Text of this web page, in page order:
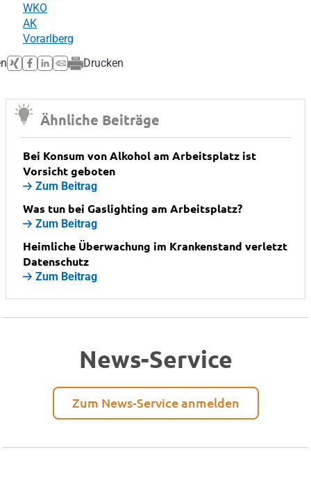
WKO
AK
Vorarlberg
Drucken
Ähnliche Beiträge
Bei Konsum von Alkohol am Arbeitsplatz ist
Vorsicht geboten
Zum Beitrag
Was tun bei Gaslighting am Arbeitsplatz?
Zum Beitrag
Heimliche Überwachung im Krankenstand verletzt
Datenschutz
Zum Beitrag
News-Service
Zum News-Service anmelden